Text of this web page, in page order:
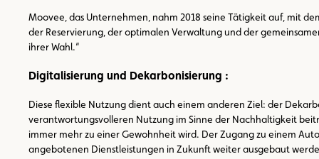
Moovee, das Unternehmen, nahm 2018 seine Tätigkeit auf, mit
der Reservierung, der optimalen Verwaltung und der
ihrer Wahl.“
Digitalisierung und Dekarbonisierung :
Diese flexible Nutzung dient auch einem anderen Ziel: der
verantwortungsvolleren Nutzung im Sinne der Nachhaltigkeit
immer mehr zu einer Gewohnheit wird. Der Zugang zu einem
angebotenen Dienstleistungen in Zukunft weiter ausgebaut